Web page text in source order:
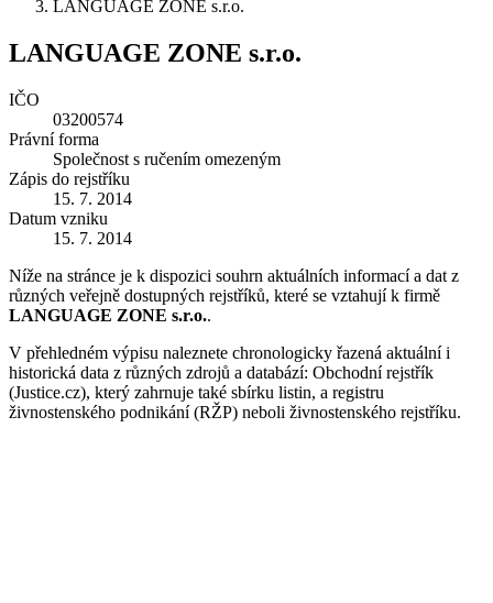
LANGUAGE ZONE s.r.o.
LANGUAGE ZONE s.r.o.
IČO
03200574
Právní forma
Společnost s ručením omezeným
Zápis do rejstříku
15. 7. 2014
Datum vzniku
15. 7. 2014
Níže na stránce je k dispozici souhrn aktuálních informací a dat z
různých veřejně dostupných rejstříků, které se vztahují k firmě
LANGUAGE ZONE s.r.o..
V přehledném výpisu naleznete chronologicky řazená aktuální i
historická data z různých zdrojů a databází: Obchodní rejstřík
(Justice.cz), který zahrnuje také sbírku listin, a registru
živnostenského podnikání (RŽP) neboli živnostenského rejstříku.